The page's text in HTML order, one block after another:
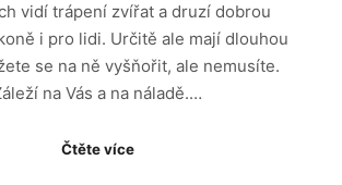
vidí trápení zvířat a druzí dobrou
i pro lidi. Určitě ale mají dlouhou
se na ně vyšňořit, ale nemusíte.
na Vás a na náladě.…
Čtěte více